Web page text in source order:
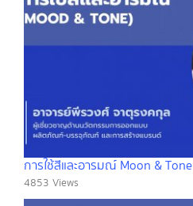
การใช้สีและอารมณ์ Moon & Tone
4853 Views